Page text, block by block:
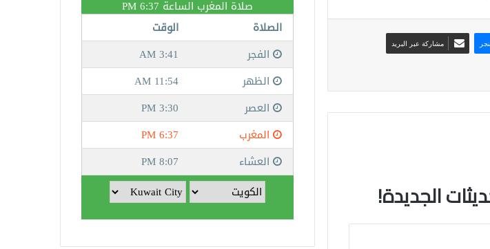
مشاركة عبر البريد
الجديدة!